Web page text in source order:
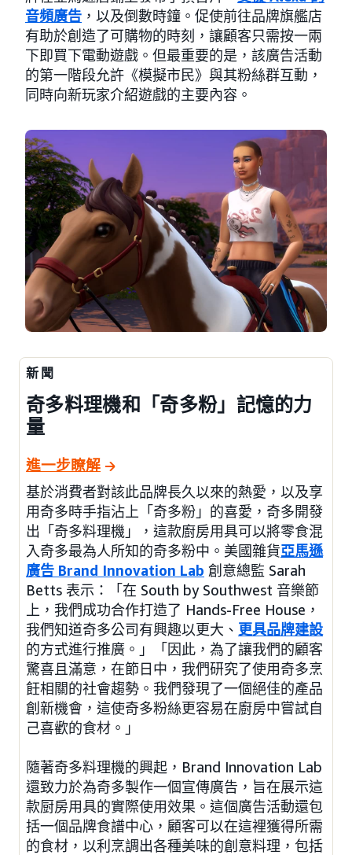
音頻廣告 ，以及倒數時鐘。促使前往品牌旗艦店
有助於創造了可購物的時刻，讓顧客只需按一兩
下即買下電動遊戲。但最重要的是，該廣告活動
的第一階段允許《模擬市民》與其粉絲群互動，
同時向新玩家介紹遊戲的主要內容。
新聞
奇多料理機和「奇多粉」記憶的力
量
進一步瞭解
基於消費者對該此品牌長久以來的熱愛，以及享
用奇多時手指沾上「奇多粉」的喜愛，奇多開發
出「奇多料理機」，這款廚房用具可以將零食混
入奇多最為人所知的奇多粉中。美國雜貨亞馬遜
廣告 Brand Innovation Lab 創意總監 Sarah
Betts 表示：「在 South by Southwest 音樂節
上，我們成功合作打造了 Hands-Free House，
我們知道奇多公司有興趣以更大、 更具品牌建設
的方式進行推廣。」「因此，為了讓我們的顧客
驚喜且滿意，在節日中，我們研究了使用奇多烹
飪相關的社會趨勢。我們發現了一個絕佳的產品
創新機會，這使奇多粉絲更容易在廚房中嘗試自
己喜歡的食材。」
隨著奇多料理機的興起，Brand Innovation Lab
還致力於為奇多製作一個宣傳廣告，旨在展示這
款厨房用具的實際使用效果。這個廣告活動還包
括一個品牌食譜中心，顧客可以在這裡獲得所需
的食材，以利烹調出各種美味的創意料理，包括